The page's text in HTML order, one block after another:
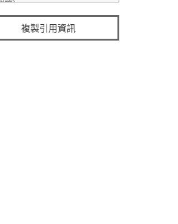
複製引用資訊